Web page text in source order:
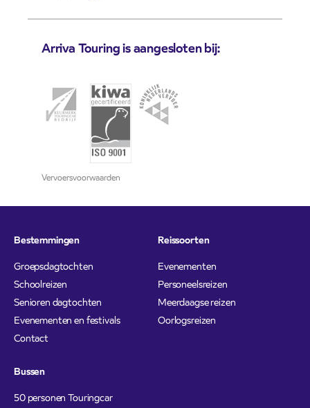
Arriva Touring is aangesloten bij:
Vervoersvoorwaarden
Bestemmingen
Groepsdagtochten
Schoolreizen
Senioren dagtochten
Evenementen en festivals
Contact
Reissoorten
Evenementen
Personeelsreizen
Meerdaagse reizen
Oorlogsreizen
Bussen
50 personen Touringcar